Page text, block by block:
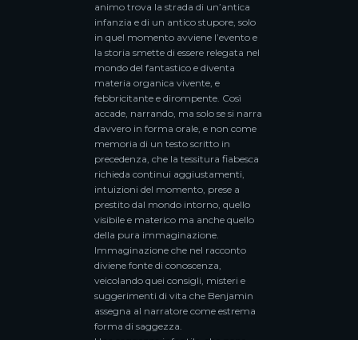
animo trova la strada di un’antica
infanzia e di un antico stupore, solo
in quel momento avviene l’evento e
la storia smette di essere relegata nel
mondo del fantastico e diventa
materia organica vivente, e
febbricitante e dirompente. Così
accade, narrando, ma solo se si narra
davvero in forma orale, e non come
memoria di un testo scritto in
precedenza, che la tessitura fiabesca
richieda continui aggiustamenti,
intuizioni del momento, prese a
prestito dal mondo intorno, quello
visibile e materico ma anche quello
della pura immaginazione.
Immaginazione che nel racconto
diviene fonte di conoscenza,
veicolando quei consigli, misteri e
suggerimenti di vita che Benjamin
assegna al narratore come estrema
forma di saggezza.